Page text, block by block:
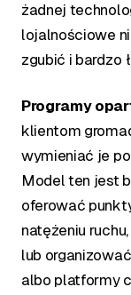
żadnej
lojalnościowe
zgubić i bardzo
Programy
klientom
wymieniać je
Model ten jest
oferować
natężeniu
lub
albo platformy